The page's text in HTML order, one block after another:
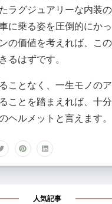
ラグジュアリーな内装の
に乗る姿を圧倒的にか
の価値を考えれば、こ
るはずです。
ことなく、一生モノの
ことを踏まえれば、十
ヘルメットと言えます。
人気記事